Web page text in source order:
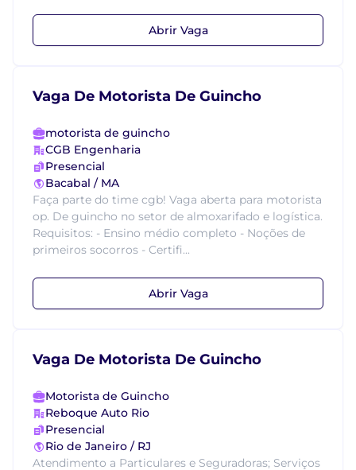
Abrir Vaga
Vaga De Motorista De Guincho
motorista de guincho
CGB Engenharia
Presencial
Bacabal / MA
Faça parte do time cgb! Vaga aberta para motorista
op. De guincho no setor de almoxarifado e logística.
Requisitos: - Ensino médio completo - Noções de
primeiros socorros - Certifi...
Abrir Vaga
Vaga De Motorista De Guincho
Motorista de Guincho
Reboque Auto Rio
Presencial
Rio de Janeiro / RJ
Atendimento a Particulares e Seguradoras; Serviços